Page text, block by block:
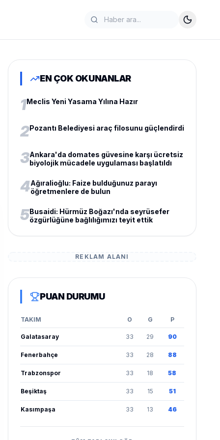
EN ÇOK OKUNANLAR
1Meclis Yeni Yasama Yılına Hazır
2Pozantı Belediyesi araç filosunu güçlendirdi
3Ankara'da domates güvesine karşı ücretsiz
biyolojik mücadele uygulaması başlatıldı
4Ağıralioğlu: Faize bulduğunuz parayı
öğretmenlere de bulun
5Busaidi: Hürmüz Boğazı'nda seyrüsefer
özgürlüğüne bağlılığımızı teyit ettik
REKLAM ALANI
PUAN DURUMU
TAKIM O G P
Galatasaray 33 29 90
Fenerbahçe 33 28 88
Trabzonspor 33 18 58
Beşiktaş 33 15 51
Kasımpaşa 33 13 46